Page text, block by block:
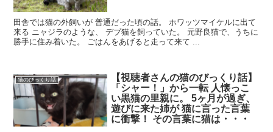
田舎では猫の外飼いが 普通だった頃の話。 ホワッツマイケルに出て
来る ニャジラのような、 デブ猫を飼っていた。 元野良猫で、うちに
勝手に住み着いた。 ごはんをあげると走って来て ...
猫のびっくり話
【視聴者さんの猫のびっくり話】
「シャー！」から一転 人懐っこ
い黒猫の里親に。 5ヶ月が過ぎ、
遊びに来た姉が 猫に言った言葉
に衝撃！ その言葉に猫は・・・